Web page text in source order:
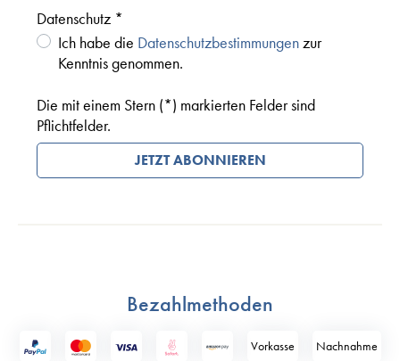
Datenschutz *
Ich habe die Datenschutzbestimmungenzur
Kenntnis genommen.
Die mit einem Stern (*) markierten Felder sind
Pflichtfelder.
JETZT ABONNIEREN
Bezahlmethoden
Vorkasse Nach­nahme